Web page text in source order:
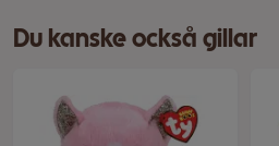
Du kanske också gillar